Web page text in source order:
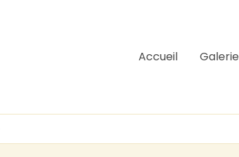
Accueil Galerie